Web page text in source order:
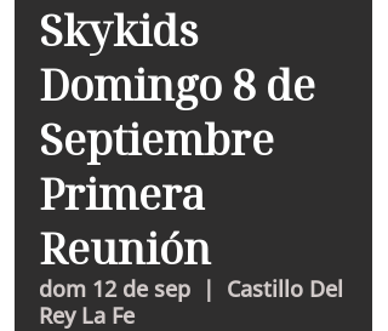
Skykids
Domingo 8 de
Septiembre
Primera
Reunión
dom 12 de sep
  |
Castillo Del
Rey La Fe